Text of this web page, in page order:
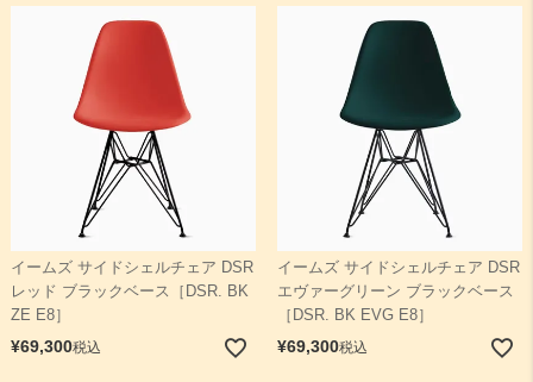
イームズ サイドシェルチェア DSR
レッド ブラックベース［DSR. BK
ZE E8］
¥69,300税込
イームズ サイドシェルチェア DSR
エヴァーグリーン ブラックベース
［DSR. BK EVG E8］
¥69,300税込